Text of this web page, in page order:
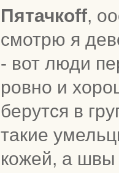
Пятачкоff,
смотрю я
- вот люди
ровно и
берутся в
такие
кожей, а